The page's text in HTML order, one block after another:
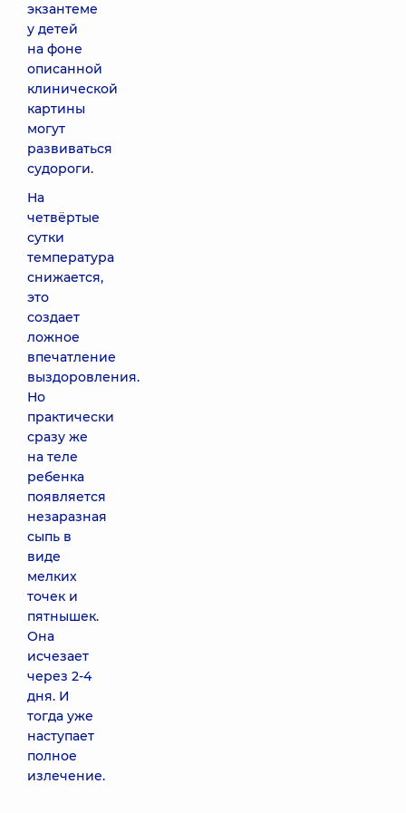
экзантеме
у детей
на фоне
описанной
клинической
картины
могут
развиваться
судороги.
На
четвёртые
сутки
температура
снижается,
это
создает
ложное
впечатление
выздоровления.
Но
практически
сразу же
на теле
ребенка
появляется
незаразная
сыпь в
виде
мелких
точек и
пятнышек.
Она
исчезает
через 2-4
дня. И
тогда уже
наступает
полное
излечение.